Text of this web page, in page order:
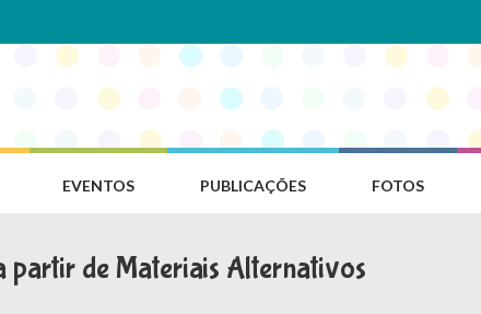
EVENTOS PUBLICAÇÕES FOTOS
partir de Materiais Alternativos